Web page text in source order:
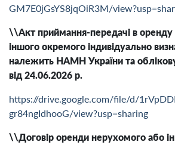
GM7E0jGsYS8jqOiR3M/
\\Акт приймання-передачі в
іншого окремого індивідуально
належить НАМН України та
від 24.06.2026 р.
https://drive.google.com/file/d/
gr84ngIdhooG/view?usp=sharing
\\Договір оренди нерухомого або